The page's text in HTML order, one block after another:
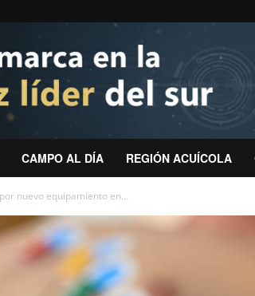
CAMPO AL DÍA REGIÓN ACUÍCOLA
nuevo equipamiento en...